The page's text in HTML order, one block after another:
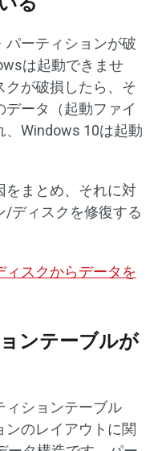
パーティションが破
は起動できませ
クが破損したら、そ
ータ（起動ファイ
、Windows 10は起動
をまとめ、それに対
/ディスクを修復する
ィスクからデータを
ンテーブルが
ィションテーブル
ンのレイアウトに関